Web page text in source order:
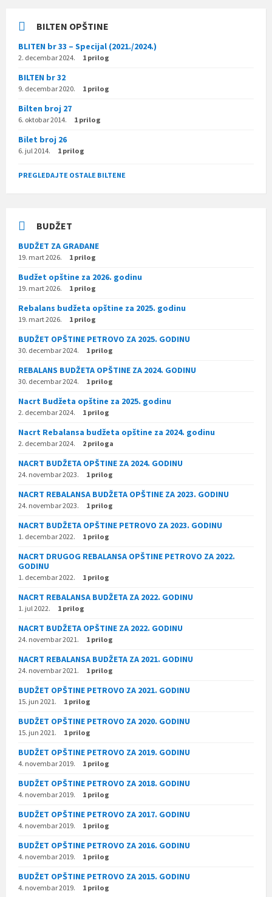
BILTEN OPŠTINE
BLITEN br 33 – Specijal (2021./2024.)
2. decembar 2024. 1 prilog
BILTEN br 32
9. decembar 2020. 1 prilog
Bilten broj 27
6. oktobar 2014. 1 prilog
Bilet broj 26
6. jul 2014. 1 prilog
PREGLEDAJTE OSTALE BILTENE
BUDŽET
BUDŽET ZA GRAĐANE
19. mart 2026. 1 prilog
Budžet opštine za 2026. godinu
19. mart 2026. 1 prilog
Rebalans budžeta opštine za 2025. godinu
19. mart 2026. 1 prilog
BUDŽET OPŠTINE PETROVO ZA 2025. GODINU
30. decembar 2024. 1 prilog
REBALANS BUDŽETA OPŠTINE ZA 2024. GODINU
30. decembar 2024. 1 prilog
Nacrt Budžeta opštine za 2025. godinu
2. decembar 2024. 1 prilog
Nacrt Rebalansa budžeta opštine za 2024. godinu
2. decembar 2024. 2 priloga
NACRT BUDŽETA OPŠTINE ZA 2024. GODINU
24. novembar 2023. 1 prilog
NACRT REBALANSA BUDŽETA OPŠTINE ZA 2023. GODINU
24. novembar 2023. 1 prilog
NACRT BUDŽETA OPŠTINE PETROVO ZA 2023. GODINU
1. decembar 2022. 1 prilog
NACRT DRUGOG REBALANSA OPŠTINE PETROVO ZA 2022.
GODINU
1. decembar 2022. 1 prilog
NACRT REBALANSA BUDŽETA ZA 2022. GODINU
1. jul 2022. 1 prilog
NACRT BUDŽETA OPŠTINE ZA 2022. GODINU
24. novembar 2021. 1 prilog
NACRT REBALANSA BUDŽETA ZA 2021. GODINU
24. novembar 2021. 1 prilog
BUDŽET OPŠTINE PETROVO ZA 2021. GODINU
15. jun 2021. 1 prilog
BUDŽET OPŠTINE PETROVO ZA 2020. GODINU
15. jun 2021. 1 prilog
BUDŽET OPŠTINE PETROVO ZA 2019. GODINU
4. novembar 2019. 1 prilog
BUDŽET OPŠTINE PETROVO ZA 2018. GODINU
4. novembar 2019. 1 prilog
BUDŽET OPŠTINE PETROVO ZA 2017. GODINU
4. novembar 2019. 1 prilog
BUDŽET OPŠTINE PETROVO ZA 2016. GODINU
4. novembar 2019. 1 prilog
BUDŽET OPŠTINE PETROVO ZA 2015. GODINU
4. novembar 2019. 1 prilog